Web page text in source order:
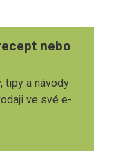
nebo
tipy a návody
ve své e-